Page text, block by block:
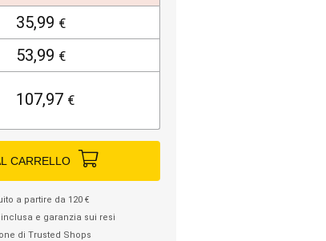
35,99 €
53,99 €
107,97 €
CARRELLO
a partire da 120 €
e garanzia sui resi
di Trusted Shops